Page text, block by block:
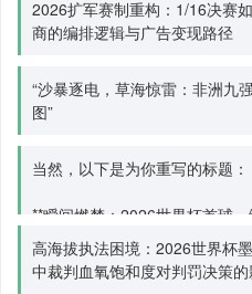
2026扩军赛制重构：1/16决赛
商的编排逻辑与广告变现路径
“沙暴逐电，草海惊雷：非洲九
图”
当然，以下是为你重写的标题：
**瞬间燃梦：2026世界杯首球
章**
高海拔执法困境：2026世界杯
中裁判血氧饱和度对判罚决策